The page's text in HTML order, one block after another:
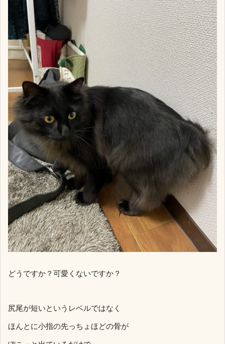
どうですか？可愛くないですか？
尻尾が短いというレベルではなく
ほんとに小指の先っちょほどの骨が